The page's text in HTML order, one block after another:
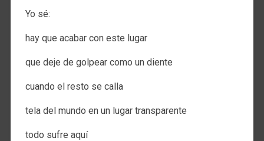
Yo sé:
hay que acabar con este lugar
que deje de golpear como un diente
cuando el resto se calla
tela del mundo en un lugar transparente
todo sufre aquí